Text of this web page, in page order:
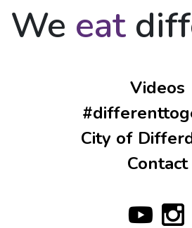
We eat
Videos
City of
Contact